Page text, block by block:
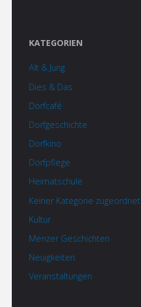
KATEGORIEN
Alt & Jung
Dies & Das
Dorfcafé
Dorfgeschichte
Dorfkino
Dorfpflege
Heimatschule
Keiner Kategorie zugeordnet
Kultur
Menzer Geschichten
Neuigkeiten
Veranstaltungen